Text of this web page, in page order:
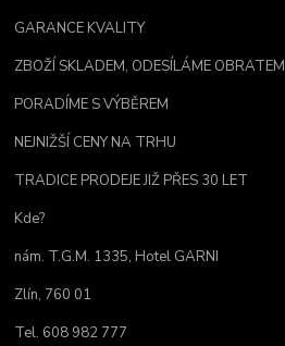
GARANCE KVALITY
ZBOŽÍ SKLADEM, ODESÍLÁME OBRATEM
PORADÍME S VÝBĚREM
NEJNIŽŠÍ CENY NA TRHU
TRADICE PRODEJE JIŽ PŘES 30 LET
Kde?
nám. T.G.M. 1335, Hotel GARNI
Zlín, 760 01
Tel. 608 982 777